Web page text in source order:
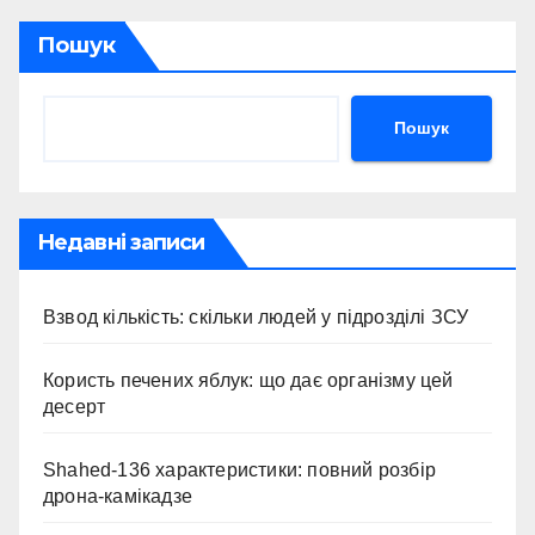
Пошук
Пошук
Недавні записи
Взвод кількість: скільки людей у підрозділі ЗСУ
Користь печених яблук: що дає організму цей
десерт
Shahed-136 характеристики: повний розбір
дрона-камікадзе